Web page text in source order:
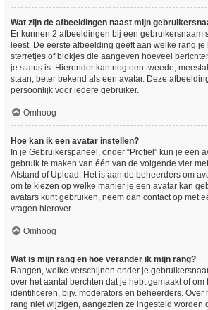
Wat zijn de afbeeldingen naast mijn
Er kunnen 2 afbeeldingen bij een gebruikersnaam
leest. De eerste afbeelding geeft aan welke rang
sterretjes of blokjes die aangeven hoeveel
je status is. Hieronder kan nog een tweede,
staan, beter bekend als een avatar. Deze
persoonlijk voor iedere gebruiker.
Omhoog
Hoe kan ik een avatar instellen?
In je Gebruikerspaneel, onder “Profiel” kun je een
gebruik te maken van één van de volgende vier
Afstand of Upload. Het is aan de beheerders om
om te kiezen op welke manier je een avatar kan
avatars kunt gebruiken, neem dan contact op met
vragen hierover.
Omhoog
Wat is mijn rang en hoe verander ik mijn rang?
Rangen, welke verschijnen onder je
over het aantal berchten dat je hebt gemaakt of
identificeren, bijv. moderators en beheerders. Over
rang niet wijzigen, aangezien ze ingesteld worden